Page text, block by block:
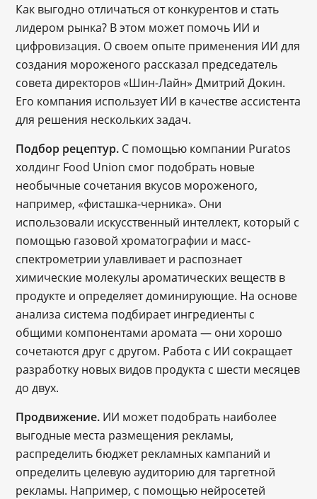
Как выгодно отличаться от конкурентов и стать
лидером рынка? В этом может помочь ИИ и
цифровизация. О своем опыте применения ИИ для
создания мороженого рассказал председатель
совета директоров «Шин-Лайн» Дмитрий Докин.
Его компания использует ИИ в качестве ассистента
для решения нескольких задач.
Подбор рецептур. С помощью компании Puratos
холдинг Food Union смог подобрать новые
необычные сочетания вкусов мороженого,
например, «фисташка-черника». Они
использовали искусственный интеллект, который с
помощью газовой хроматографии и масс-
спектрометрии улавливает и распознает
химические молекулы ароматических веществ в
продукте и определяет доминирующие. На основе
анализа система подбирает ингредиенты с
общими компонентами аромата — они хорошо
сочетаются друг с другом. Работа с ИИ сокращает
разработку новых видов продукта с шести месяцев
до двух.
Продвижение. ИИ может подобрать наиболее
выгодные места размещения рекламы,
распределить бюджет рекламных кампаний и
определить целевую аудиторию для таргетной
рекламы. Например, с помощью нейросетей